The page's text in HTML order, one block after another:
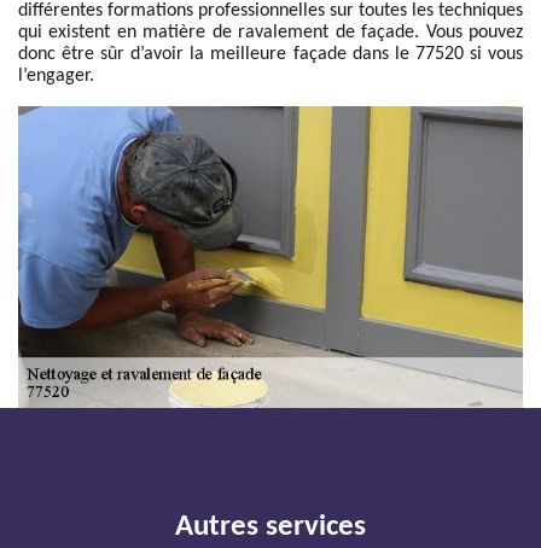
différentes formations professionnelles sur toutes les techniques
qui existent en matière de ravalement de façade. Vous pouvez
donc être sûr d’avoir la meilleure façade dans le 77520 si vous
l’engager.
Autres services